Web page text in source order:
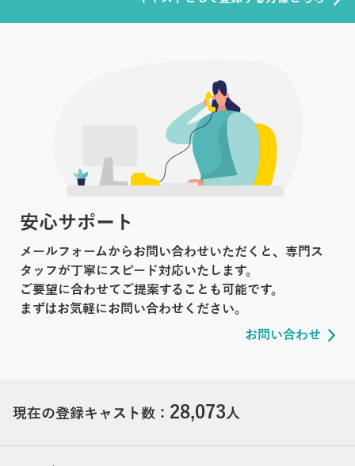
安心サポート
メールフォームからお問い合わせいただくと、専門ス
タッフが丁寧にスピード対応いたします。
ご要望に合わせてご提案することも可能です。
まずはお気軽にお問い合わせください。
お問い合わせ
現在の登録キャスト数： 28,073人